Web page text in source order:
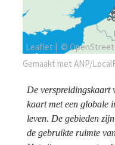
De verspreidingskaart
kaart met een globale
leven. De gebieden
de gebruikte ruimte